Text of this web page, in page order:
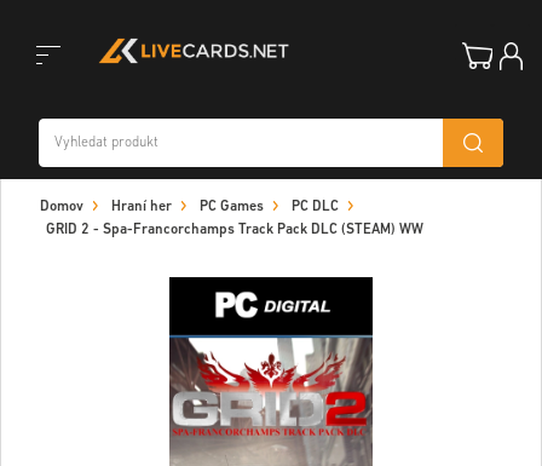
navigation
Domov Hraní her PC Games
PC DLC
GRID 2 - Spa-Francorchamps Track Pack DLC (STEAM) WW